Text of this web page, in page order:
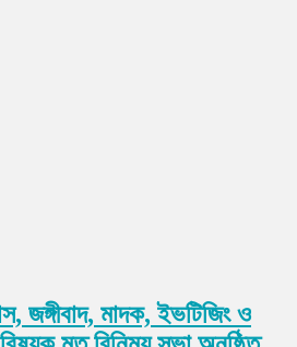
জঙ্গীবাদ, মাদক, ইভটিজিং ও